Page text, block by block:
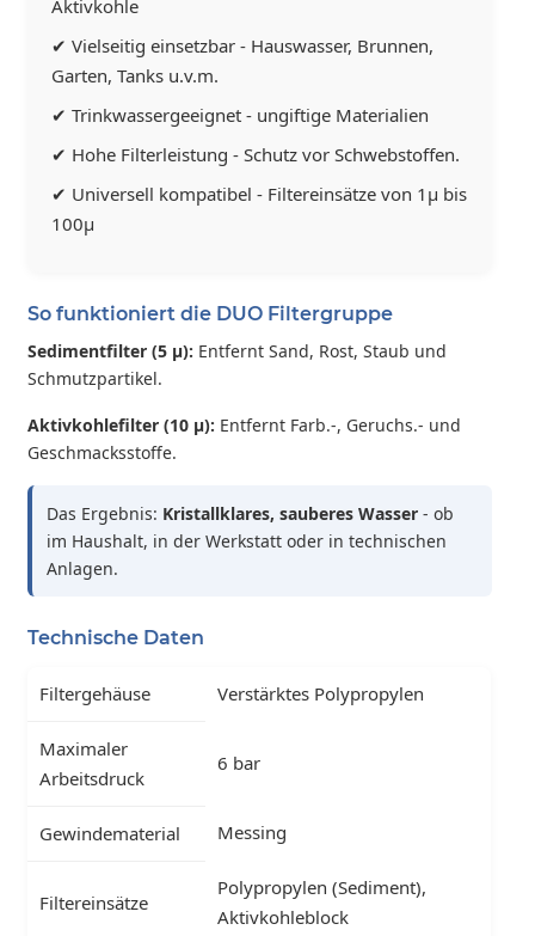
Aktivkohle
✔ Vielseitig einsetzbar - Hauswasser, Brunnen,
Garten, Tanks u.v.m.
✔ Trinkwassergeeignet - ungiftige Materialien
✔ Hohe Filterleistung - Schutz vor Schwebstoffen.
✔ Universell kompatibel - Filtereinsätze von 1µ bis
100µ
So funktioniert die DUO Filtergruppe
Sedimentfilter (5 µ): Entfernt Sand, Rost, Staub und
Schmutzpartikel.
Aktivkohlefilter (10 µ): Entfernt Farb.-, Geruchs.- und
Geschmacksstoffe.
Das Ergebnis: Kristallklares, sauberes Wasser - ob
im Haushalt, in der Werkstatt oder in technischen
Anlagen.
Technische Daten
Filtergehäuse Verstärktes Polypropylen
Maximaler
Arbeitsdruck
6 bar
Gewindematerial Messing
Filtereinsätze
Polypropylen (Sediment),
Aktivkohleblock